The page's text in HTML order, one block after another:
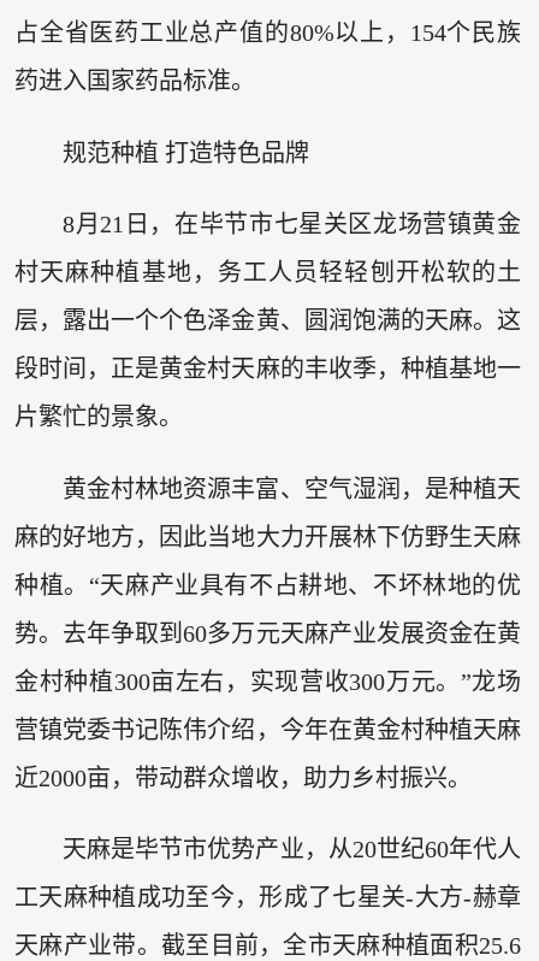
占全省医药工业总产值的80%以上，154个民族
药进入国家药品标准。
规范种植 打造特色品牌
8月21日，在毕节市七星关区龙场营镇黄金
村天麻种植基地，务工人员轻轻刨开松软的土
层，露出一个个色泽金黄、圆润饱满的天麻。这
段时间，正是黄金村天麻的丰收季，种植基地一
片繁忙的景象。
黄金村林地资源丰富、空气湿润，是种植天
麻的好地方，因此当地大力开展林下仿野生天麻
种植。“天麻产业具有不占耕地、不坏林地的优
势。去年争取到60多万元天麻产业发展资金在黄
金村种植300亩左右，实现营收300万元。”龙场
营镇党委书记陈伟介绍，今年在黄金村种植天麻
近2000亩，带动群众增收，助力乡村振兴。
天麻是毕节市优势产业，从20世纪60年代人
工天麻种植成功至今，形成了七星关-大方-赫章
天麻产业带。截至目前，全市天麻种植面积25.6